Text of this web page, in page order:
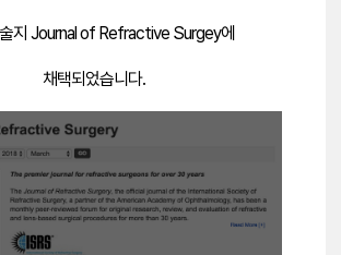
지 Journal of Refractive Surgey에
채택되었습니다.